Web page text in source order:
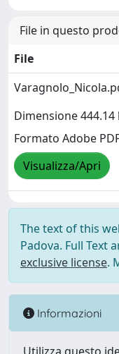
File in questo
File
Dimensione 444.14
Formato Adobe
Visualizza/Apri
The text of this
Padova. Full Text
exclusive license.
Informazioni